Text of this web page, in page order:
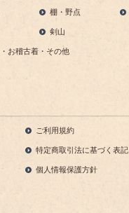
棚・野点
剣山
お稽古着・その他
ご利用規約
特定商取引法に基づく表記
個人情報保護方針